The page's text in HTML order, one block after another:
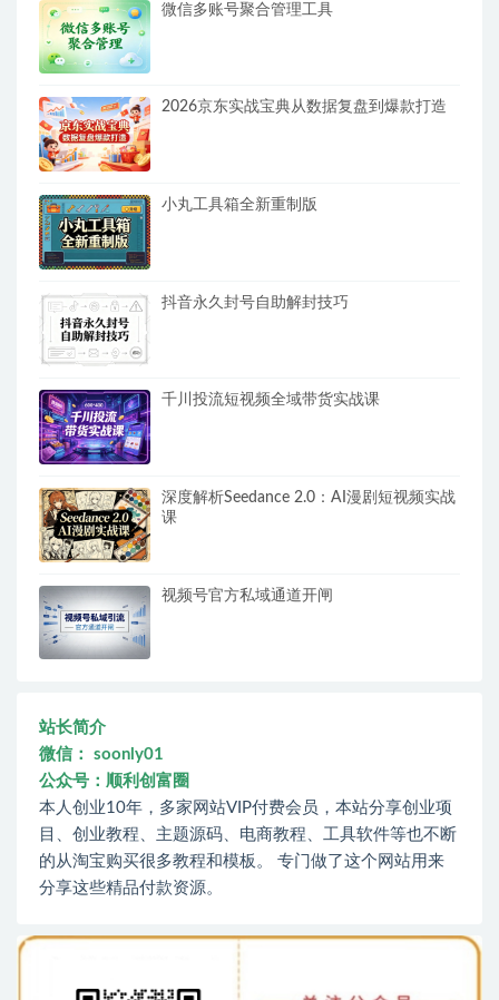
微信多账号聚合管理工具
2026京东实战宝典从数据复盘到爆款打造
小丸工具箱全新重制版
抖音永久封号自助解封技巧
千川投流短视频全域带货实战课
深度解析Seedance 2.0：AI漫剧短视频实战
课
视频号官方私域通道开闸
站长简介
微信： soonly01
公众号：顺利创富圈
本人创业10年，多家网站VIP付费会员，本站分享创业项
目、创业教程、主题源码、电商教程、工具软件等也不断
的从淘宝购买很多教程和模板。 专门做了这个网站用来
分享这些精品付款资源。